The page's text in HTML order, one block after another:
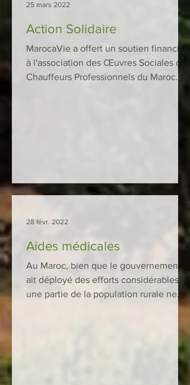
Action Solidaire
MarocaVie a offert un soutien financier
à l'association des Œuvres Sociales des
Chauffeurs Professionnels du Maroc.
25 mars 2022
Aides médicales
Au Maroc, bien que le gouvernement
ait déployé des efforts considérables,
une partie de la population rurale ne
28 févr. 2022